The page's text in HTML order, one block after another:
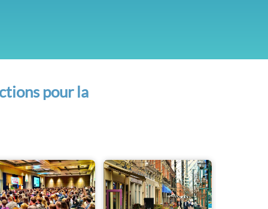
pour la